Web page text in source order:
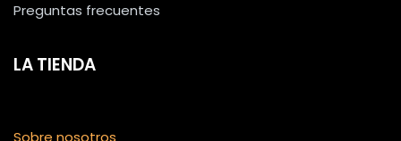
Preguntas frecuentes
LA TIENDA
Sobre nosotros